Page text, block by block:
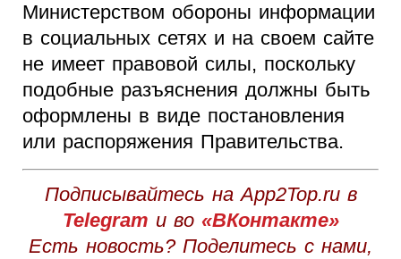
Министерством обороны информации
в социальных сетях и на своем сайте
не имеет правовой силы, поскольку
подобные разъяснения должны быть
оформлены в виде постановления
или распоряжения Правительства.
Подписывайтесь на App2Top.ru в
Telegram и во «ВКонтакте»
Есть новость? Поделитесь с нами,